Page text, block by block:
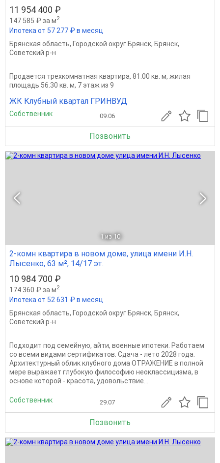
11 954 400 ₽
147 585 ₽ за м2
Ипотека от 57 277 ₽ в месяц
Брянская область, Городской округ Брянск, Брянск,
Советский р-н
Продается трехкомнатная квартира, 81.00 кв. м, жилая
площадь 56.30 кв. м, 7 этаж из 9
ЖК Клубный квартал ГРИНВУД
Собственник 09.06
Позвонить
1 из 10
2-комн квартира в новом доме, улица имени И.Н.
Лысенко, 63 м², 14/17 эт.
10 984 700 ₽
174 360 ₽ за м2
Ипотека от 52 631 ₽ в месяц
Брянская область, Городской округ Брянск, Брянск,
Советский р-н
Подходит под семейную, айти, военные ипотеки. Работаем
со всеми видами сертификатов. Сдача - лето 2028 года.
Архитектурный облик клубного дома ОТРАЖЕНИЕ в полной
мере выражает глубокую философию неоклассицизма, в
основе которой - красота, удовольствие...
Собственник 29.07
Позвонить